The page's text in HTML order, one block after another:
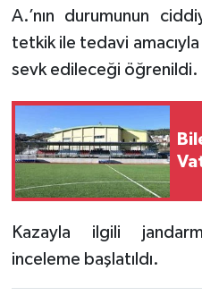
A.’nın durumunun
tetkik ile tedavi
sevk edileceği öğrenildi.
Kazayla ilgili
inceleme başlatıldı.